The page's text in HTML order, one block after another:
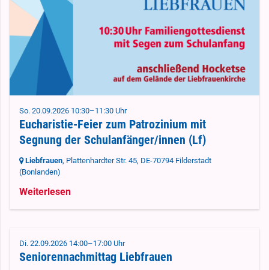
So. 20.09.2026 10:30–11:30 Uhr
Eucharistie-Feier zum Patrozinium mit
Segnung der Schulanfänger/innen (Lf)
Liebfrauen, Plattenhardter Str. 45, DE-70794 Filderstadt
(Bonlanden)
Weiterlesen
Di. 22.09.2026 14:00–17:00 Uhr
Seniorennachmittag Liebfrauen